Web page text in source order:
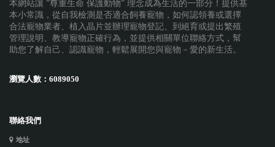
本網站讓 ”尊重生命 保護動物” 理念成為生活的一部分！提供基
本小常識，從自我檢測是否適合飼養寵物，如何認領養或選擇
合法寵物業者、植入晶片並辦理寵物登記、到絕育或提出繁殖
管理說明、教導寵物正確行為，並提供相關單位聯絡方式，幫
助您了解自己、認識寵物，輕鬆展開您與寵物－愛的新生活。
瀏覽人數： 6089050
聯絡我們
地址